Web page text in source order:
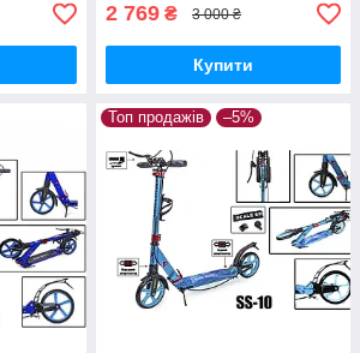
2 769 ₴ 3 000 ₴
Купити
Топ продажів –5%